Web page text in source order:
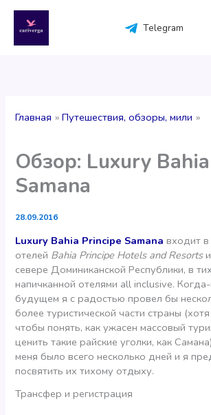
содержимому
Telegram
Главная Путешествия, обзоры, мили
Обзор: Luxury
Samana
28.09.2016
Luxury Bahia Principe Samana входит в
отелей Bahia Principe Hotels and Resorts
севере Доминиканской Республики, в
напичканной отелями all inclusive.
будущем я с радостью провел бы
более туристической части страны
чтобы понять, как ужасен массовый
ценить такие райские уголки, как
меня было всего несколько дней и я
посвятить их тихому отдыху.
Трансфер и регистрация